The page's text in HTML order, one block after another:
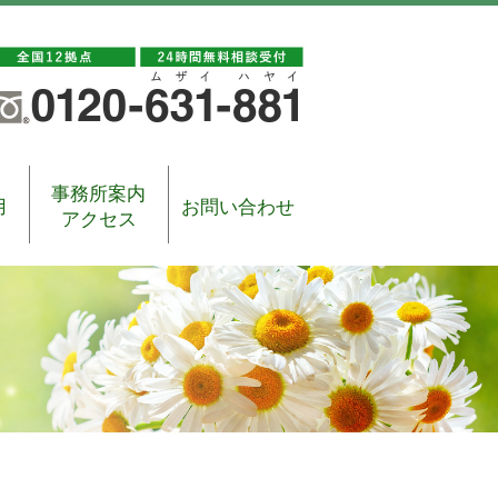
事務所案内
アクセス
お問い合わせ